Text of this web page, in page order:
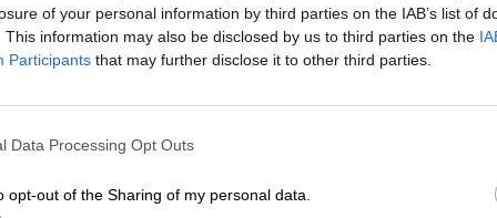
of your personal information by third parties on the IAB’s list of
This information may also be disclosed by us to third parties on the
Participants that may further disclose it to other third parties.
Data Processing Opt Outs
opt-out of the Sharing of my personal data.
las reservas almacenadas en los departamentos
de Feria Valencia, y todo el material
por la Generalitat supera los 200 millones de
mayoritariamente al "cluster" sanitario
Valeciana Generalitat Sanidad España